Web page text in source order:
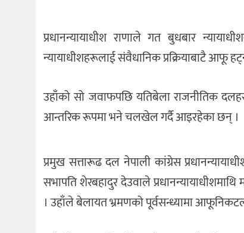
प्रधानन्यायाधीश राणाले गत बुधबार
न्यायाधीशहरूलाई संवैधानिक प्रक्रियाबाटै आफू
उहाँको सो जवाफपछि यतिबेला राजनीतिक
आन्तरिक रूपमा भने चलखेल गर्दै आइरहेका छन् ।
प्रमुख सत्तारूढ दल नेपाली कांग्रेस
सभापति शेरबहादुर देउवाले
। उहाँले बेलायत भ्रमणको पूर्वसन्ध्यामा